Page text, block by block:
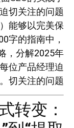
关注的问题。
能够以完美保
字的指南中，
，分解2025年
位产品经理迫
切关注的问题。.
转变：